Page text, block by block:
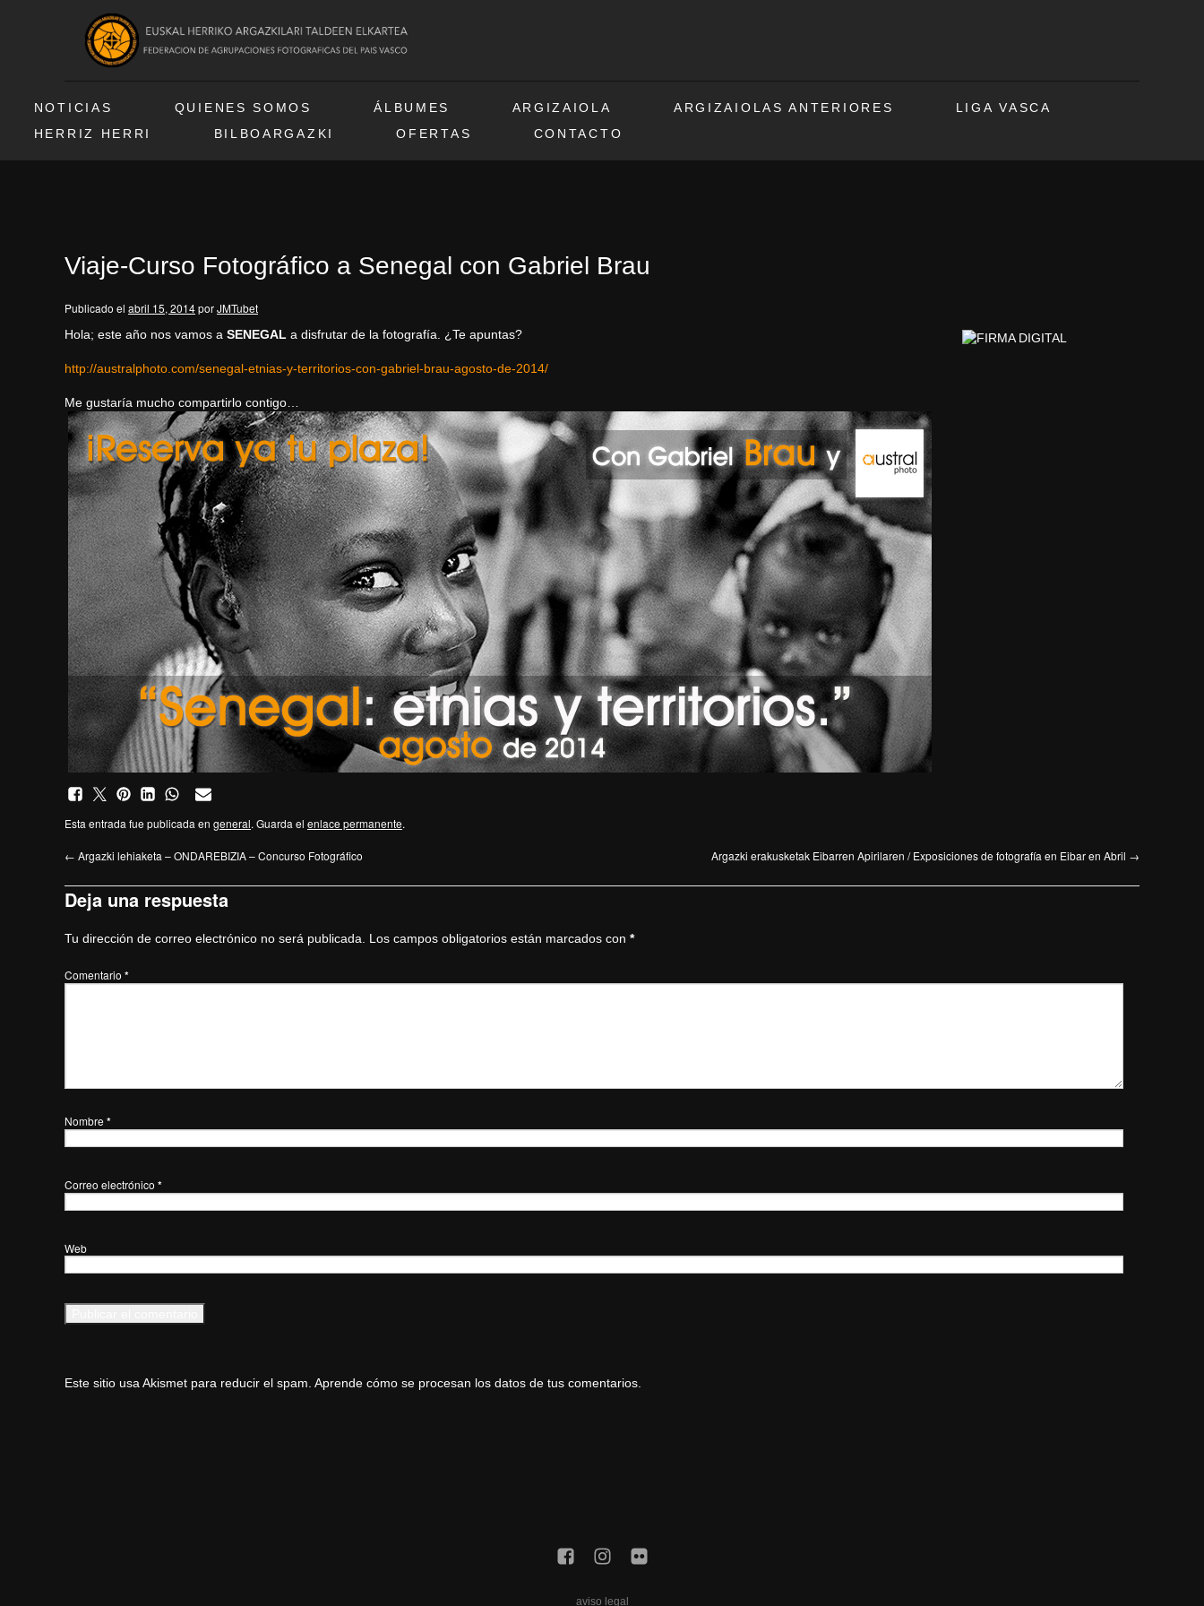
NOTICIAS QUIENES SOMOS ÁLBUMES ARGIZAIOLA ARGIZAIOLAS ANTERIORES
LIGA VASCA
HERRIZ HERRI
BILBOARGAZKI OFERTAS CONTACTO
Viaje-Curso Fotográfico a Senegal con Gabriel Brau
Publicado el abril 15, 2014porJMTubet
Hola; este año nos vamos a SENEGAL a disfrutar de la fotografía. ¿Te apuntas?
http://australphoto.com/senegal-etnias-y-territorios-con-gabriel-brau-agosto-de-2014/
Me gustaría mucho compartirlo contigo…
Esta entrada fue publicada en general. Guarda el enlace permanente.
← Argazki lehiaketa – ONDAREBIZIA – Concurso Fotográfico Argazki erakusketak Eibarren Apirilaren / Exposiciones de fotografía en Eibar en Abril →
Deja una respuesta
Tu dirección de correo electrónico no será publicada. Los campos obligatorios están marcados con *
Comentario *
Nombre *
Correo electrónico *
Web
Este sitio usa Akismet para reducir el spam. Aprende cómo se procesan los datos de tus comentarios.
aviso legal